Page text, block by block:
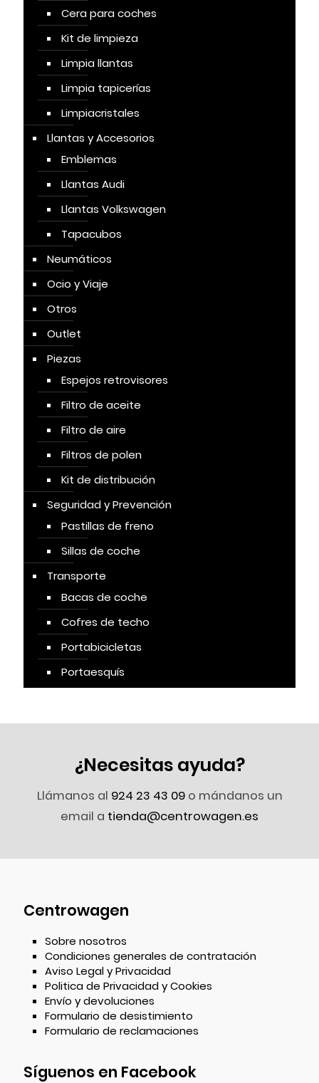
Cera para coches
Kit de limpieza
Limpia llantas
Limpia tapicerías
Limpiacristales
Llantas y Accesorios
Emblemas
Llantas Audi
Llantas Volkswagen
Tapacubos
Neumáticos
Ocio y Viaje
Otros
Outlet
Piezas
Espejos retrovisores
Filtro de aceite
Filtro de aire
Filtros de polen
Kit de distribución
Seguridad y Prevención
Pastillas de freno
Sillas de coche
Transporte
Bacas de coche
Cofres de techo
Portabicicletas
Portaesquís
¿Necesitas ayuda?
Llámanos al 924 23 43 09o mándanos un
email a tienda@centrowagen.es
Centrowagen
Sobre nosotros
Condiciones generales de contratación
Aviso Legal y Privacidad
Politica de Privacidad y Cookies
Envío y devoluciones
Formulario de desistimiento
Formulario de reclamaciones
Síguenos en Facebook